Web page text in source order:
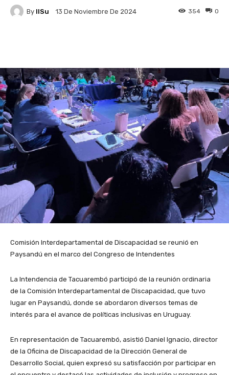
By IlSu 13 De Noviembre De 2024 0
354
Comisión Interdepartamental de Discapacidad se reunió en
Paysandú en el marco del Congreso de Intendentes
La Intendencia de Tacuarembó participó de la reunión ordinaria
de la Comisión Interdepartamental de Discapacidad, que tuvo
lugar en Paysandú, donde se abordaron diversos temas de
interés para el avance de políticas inclusivas en Uruguay.
En representación de Tacuarembó, asistió Daniel Ignacio, director
de la Oficina de Discapacidad de la Dirección General de
Desarrollo Social, quien expresó su satisfacción por participar en